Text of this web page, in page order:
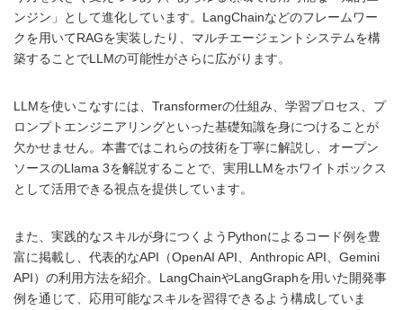
ンジン」として進化しています。LangChainなどのフレームワー
クを用いてRAGを実装したり、マルチエージェントシステムを構
築することでLLMの可能性がさらに広がります。
LLMを使いこなすには、Transformerの仕組み、学習プロセス、プ
ロンプトエンジニアリングといった基礎知識を身につけることが
欠かせません。本書ではこれらの技術を丁寧に解説し、オープン
ソースのLlama 3を解説することで、実用LLMをホワイトボックス
として活用できる視点を提供しています。
また、実践的なスキルが身につくようPythonによるコード例を豊
富に掲載し、代表的なAPI（OpenAI API、Anthropic API、Gemini
API）の利用方法を紹介。LangChainやLangGraphを用いた開発事
例を通じて、応用可能なスキルを習得できるよう構成していま